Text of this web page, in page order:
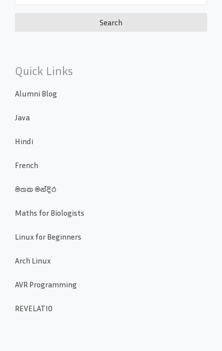
Quick Links
Alumni Blog
Java
Hindi
French
මතක මන්දිර
Maths for Biologists
Linux for Beginners
Arch Linux
AVR Programming
REVELATIO